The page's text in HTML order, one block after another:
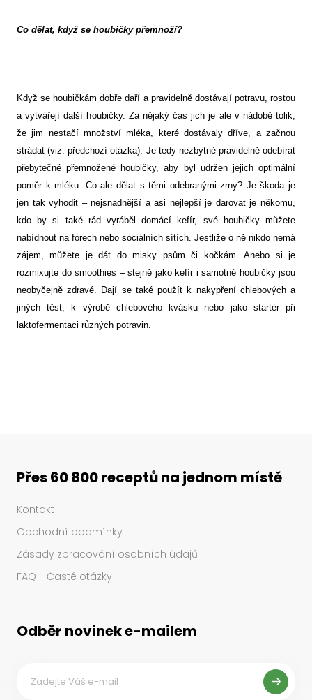
Co dělat, když se houbičky přemnoží?
Když se houbičkám dobře daří a pravidelně dostávají potravu, rostou
a vytvářejí další houbičky. Za nějaký čas jich je ale v nádobě tolik,
že jim nestačí množství mléka, které dostávaly dříve, a začnou
strádat (viz. předchozí otázka). Je tedy nezbytné pravidelně odebírat
přebytečné přemnožené houbičky, aby byl udržen jejich optimální
poměr k mléku. Co ale dělat s těmi odebranými zrny? Je škoda je
jen tak vyhodit – nejsnadnější a asi nejlepší je darovat je někomu,
kdo by si také rád vyráběl domácí kefír, své houbičky můžete
nabídnout na fórech nebo sociálních sítích. Jestliže o ně nikdo nemá
zájem, můžete je dát do misky psům či kočkám. Anebo si je
rozmixujte do smoothies – stejně jako kefír i samotné houbičky jsou
neobyčejně zdravé. Dají se také použít k nakypření chlebových a
jiných těst, k výrobě chlebového kvásku nebo jako startér při
laktofermentaci různých potravin.
Přes 60 800 receptů na jednom místě
Kontakt
Obchodní podmínky
Zásady zpracování osobních údajů
FAQ - Časté otázky
Odběr novinek e-mailem